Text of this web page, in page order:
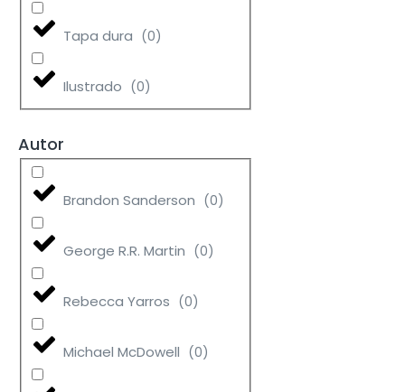
Tapa dura (0)
Ilustrado (0)
Autor
Brandon Sanderson (0)
George R.R. Martin (0)
Rebecca Yarros (0)
Michael McDowell (0)